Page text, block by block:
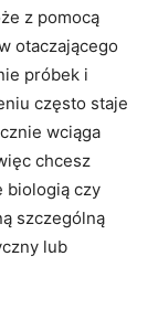
z pomocą
otaczającego
próbek i
często staje
wciąga
chcesz
biologią czy
szczególną
lub